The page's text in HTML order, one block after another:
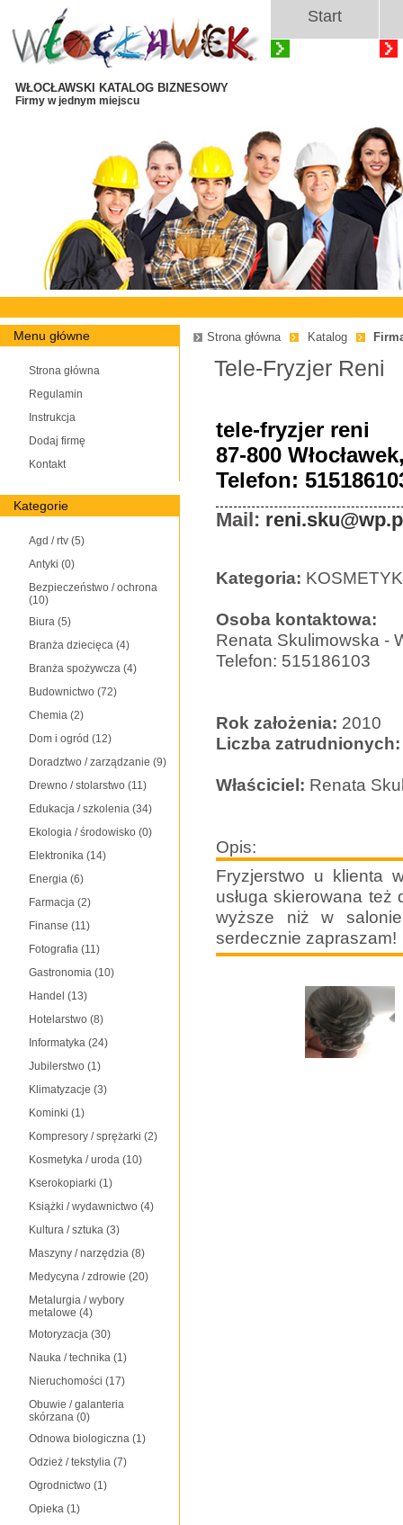
WŁOCŁAWSKI KATALOG BIZNESOWY
Firmy w jednym miejscu
Start
Menu główne
Strona główna
Regulamin
Instrukcja
Dodaj firmę
Kontakt
Kategorie
Agd / rtv (5)
Antyki (0)
Bezpieczeństwo / ochrona
(10)
Biura (5)
Branża dziecięca (4)
Branża spożywcza (4)
Budownictwo (72)
Chemia (2)
Dom i ogród (12)
Doradztwo / zarządzanie (9)
Drewno / stolarstwo (11)
Edukacja / szkolenia (34)
Ekologia / środowisko (0)
Elektronika (14)
Energia (6)
Farmacja (2)
Finanse (11)
Fotografia (11)
Gastronomia (10)
Handel (13)
Hotelarstwo (8)
Informatyka (24)
Jubilerstwo (1)
Klimatyzacje (3)
Kominki (1)
Kompresory / sprężarki (2)
Kosmetyka / uroda (10)
Kserokopiarki (1)
Książki / wydawnictwo (4)
Kultura / sztuka (3)
Maszyny / narzędzia (8)
Medycyna / zdrowie (20)
Metalurgia / wybory
metalowe (4)
Motoryzacja (30)
Nauka / technika (1)
Nieruchomości (17)
Obuwie / galanteria
skórzana (0)
Odnowa biologiczna (1)
Odzież / tekstylia (7)
Ogrodnictwo (1)
Opieka (1)
Strona główna Katalog
Tele-Fryzjer Reni
tele-fryzjer reni
87-800
Telefon:
Mail:
Kategoria:
Osoba kontaktowa:
Renata Skulimowska -
Telefon: 515186103
Rok założenia: 2010
Liczba zatrudnionych:
Właściciel: Renata
Opis:
Fryzjerstwo u klienta
usługa skierowana też
wyższe niż w
serdecznie zapraszam!